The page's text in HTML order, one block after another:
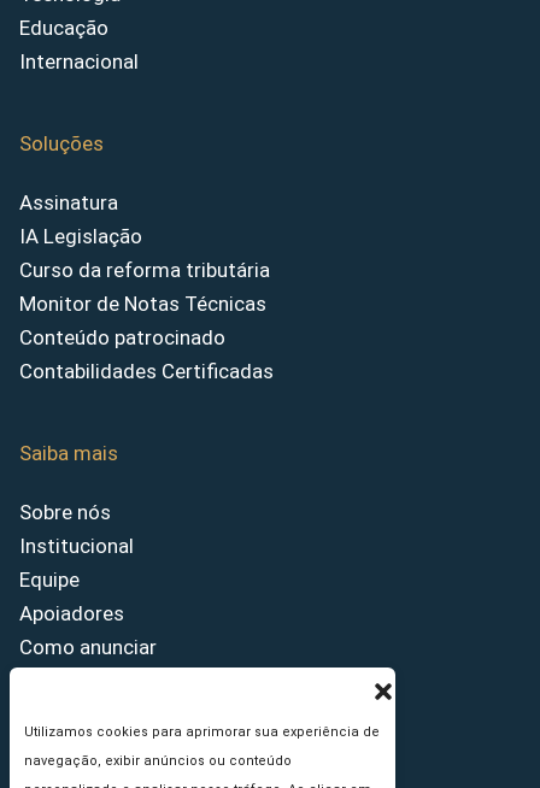
Utilizamos cookies para aprimorar sua experiência de
navegação, exibir anúncios ou conteúdo
Educação
Internacional
Soluções
Assinatura
IA Legislação
Curso da reforma tributária
Monitor de Notas Técnicas
Conteúdo patrocinado
Contabilidades Certificadas
Saiba mais
Sobre nós
Institucional
Equipe
Apoiadores
Como anunciar
Princípios Editoriais